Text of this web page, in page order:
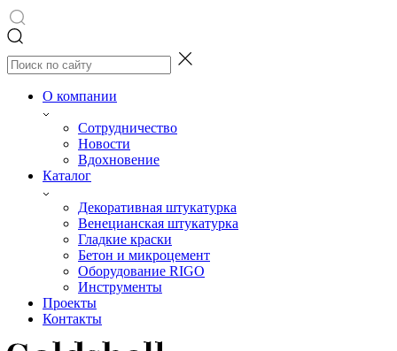
О компании
Сотрудничество
Новости
Вдохновение
Каталог
Декоративная штукатурка
Венецианская штукатурка
Гладкие краски
Бетон и микроцемент
Оборудование RIGO
Инструменты
Проекты
Контакты